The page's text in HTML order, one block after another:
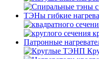
ТЭНы гибкие
Патронные